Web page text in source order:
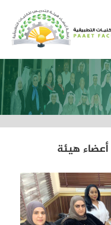
هيئة